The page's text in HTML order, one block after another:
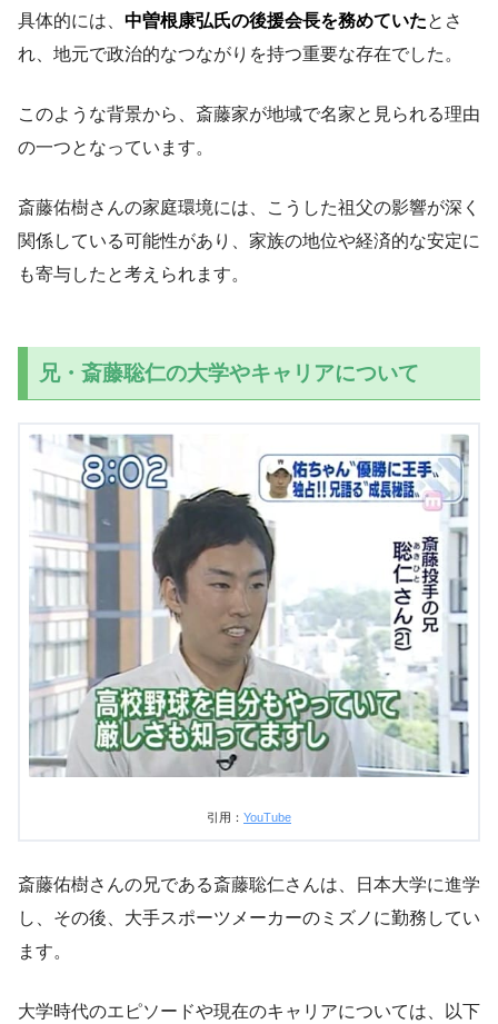
具体的には、 中曽根康弘氏の後援会長を務めていたとさ
れ、地元で政治的なつながりを持つ重要な存在でした。
このような背景から、斎藤家が地域で名家と見られる理由
の一つとなっています。
斎藤佑樹さんの家庭環境には、こうした祖父の影響が深く
関係している可能性があり、家族の地位や経済的な安定に
も寄与したと考えられます。
兄・斎藤聡仁の大学やキャリアについて
引用： YouTube
斎藤佑樹さんの兄である斎藤聡仁さんは、日本大学に進学
し、その後、大手スポーツメーカーのミズノに勤務してい
ます。
大学時代のエピソードや現在のキャリアについては、以下